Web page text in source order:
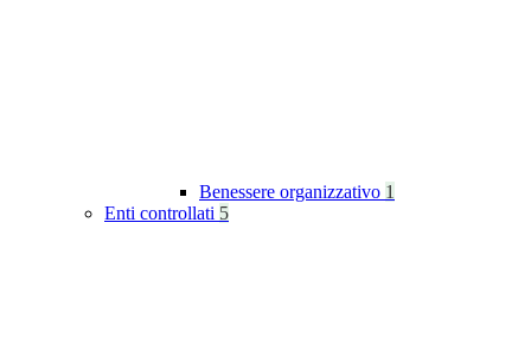
Benessere organizzativo 1
Enti controllati 5